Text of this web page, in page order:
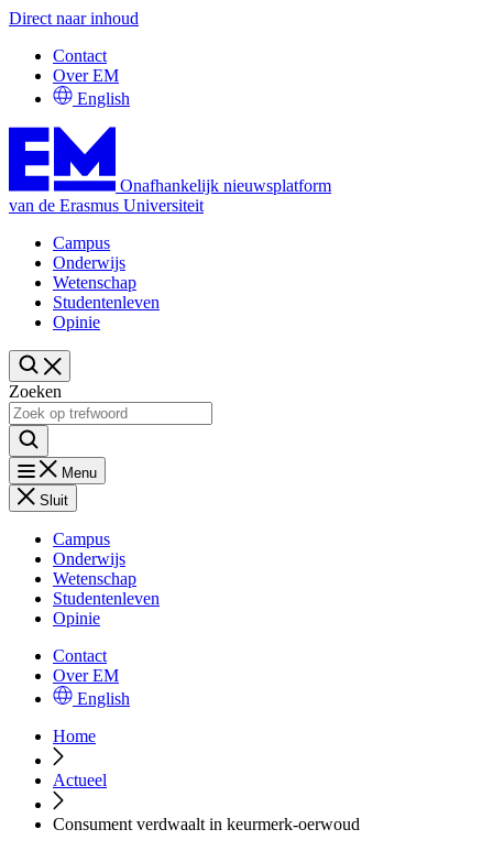
Direct naar inhoud
Contact
Over EM
English
Onafhankelijk nieuwsplatform
van de Erasmus Universiteit
Campus
Onderwijs
Wetenschap
Studentenleven
Opinie
Zoeken
Menu
Sluit
Campus
Onderwijs
Wetenschap
Studentenleven
Opinie
Contact
Over EM
English
Home
Actueel
Consument verdwaalt in keurmerk-oerwoud